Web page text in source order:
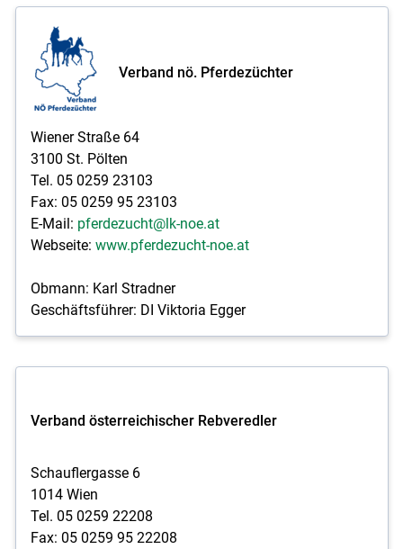
Verband nö. Pferdezüchter
Wiener Straße 64
3100 St. Pölten
Tel. 05 0259 23103
Fax: 05 0259 95 23103
E-Mail: pferdezucht@lk-noe.at
Webseite: www.pferdezucht-noe.at
Obmann: Karl Stradner
Geschäftsführer: DI Viktoria Egger
Verband österreichischer Rebveredler
Schauflergasse 6
1014 Wien
Tel. 05 0259 22208
Fax: 05 0259 95 22208